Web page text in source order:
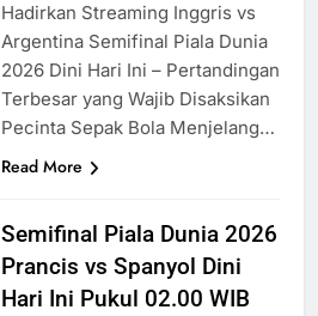
Hadirkan Streaming Inggris vs
Argentina Semifinal Piala Dunia
2026 Dini Hari Ini – Pertandingan
Terbesar yang Wajib Disaksikan
Pecinta Sepak Bola Menjelang…
Read More
Semifinal Piala Dunia 2026
Prancis vs Spanyol Dini
Hari Ini Pukul 02.00 WIB